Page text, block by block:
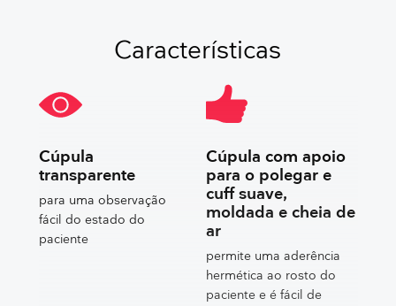
Características
Cúpula
transparente
para uma observação
fácil do estado do
paciente
Cúpula com apoio
para o polegar e
cuff suave,
moldada e cheia de
ar
permite uma aderência
hermética ao rosto do
paciente e é fácil de